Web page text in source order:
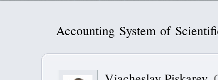
Accounting System of